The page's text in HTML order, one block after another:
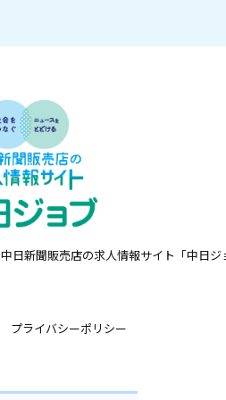
中日新聞販売店の求人情報サイト「中日ジ
プライバシーポリシー